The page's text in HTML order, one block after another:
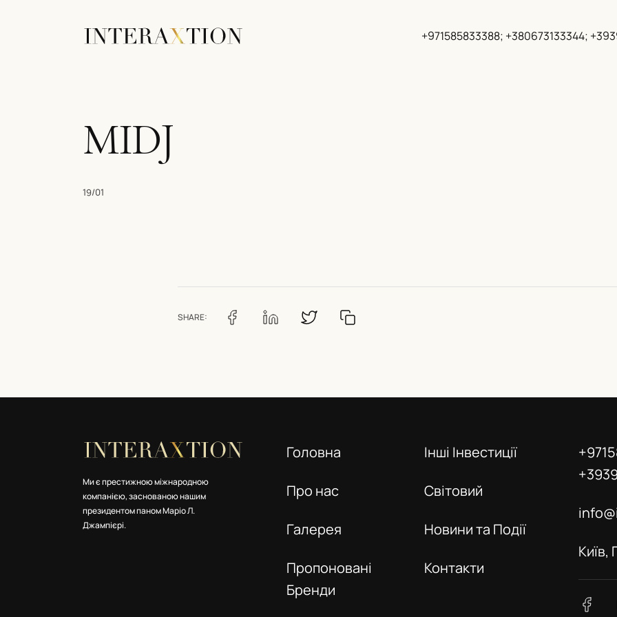
+971585833388; +380673133344;
MIDJ
19/01
SHARE:
Ми є престижною міжнародною
компанією, заснованою нашим
президентом паном Маріо Л.
Джампієрі.
Головна
Про нас
Галерея
Пропоновані
Бренди
Інші Інвестиції
Світовий
Новини та Події
Контакти